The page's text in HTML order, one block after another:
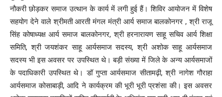
नौकरी छोड़कर समाज उत्थान के कार्य में लगी हुई हैं। शिविर आयोजन में विशेष
सहयोग देने वाले श्रीमती आरती मंगल मंत्री आर्य समाज बालकोनगर , श्री राजू
सिंह कोषाध्यक्ष आर्य समाज बालकोनगर, श्री हरनारायण साहू सचिव आर्य शिक्षा
समिति, श्री जयशंकर साहू आर्यसमाज सदस्य, श्री अशोक साहू आर्यसमाज
सदस्य भी इस अवसर पर उपस्थित थे। बड़ी संख्या में जिले के अन्य आर्यसमाजों
के पदाधिकारी उपस्थित थे। डॉ गुप्ता आर्यसमाज सीतामढ़ी, श्री नागेश गौराहा
आर्यसमाज कोसाबाड़ी, आदि ने कार्यक्रम की भूरी भूरी प्रशंसा की। इस अवसर